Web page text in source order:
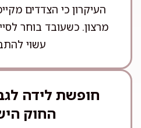
העיקרון כי הצדדים
מרצון. כשעובד בוחר
עשוי
חופשת לידה
החוק